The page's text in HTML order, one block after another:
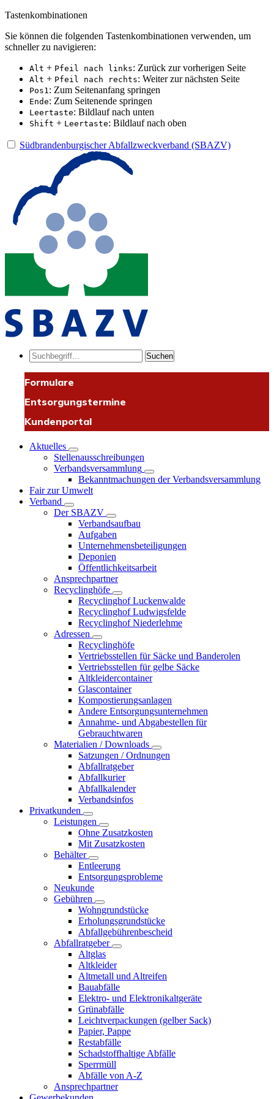
Tastenkombinationen
Sie können die folgenden Tastenkombinationen verwenden, um
schneller zu navigieren:
Alt + Pfeil nach links: Zurück zur vorherigen Seite
Alt + Pfeil nach rechts: Weiter zur nächsten Seite
Pos1: Zum Seitenanfang springen
Ende: Zum Seitenende springen
Leertaste: Bildlauf nach unten
Shift + Leertaste: Bildlauf nach oben
Südbrandenburgischer Abfallzweckverband (SBAZV)
Suchen
Formulare
Entsorgungstermine
Kundenportal
Aktuelles
Stellenausschreibungen
Verbandsversammlung
Bekanntmachungen der Verbandsversammlung
Fair zur Umwelt
Verband
Der SBAZV
Verbandsaufbau
Aufgaben
Unternehmensbeteiligungen
Deponien
Öffentlichkeitsarbeit
Ansprechpartner
Recyclinghöfe
Recyclinghof Luckenwalde
Recyclinghof Ludwigsfelde
Recyclinghof Niederlehme
Adressen
Recyclinghöfe
Vertriebsstellen für Säcke und Banderolen
Vertriebsstellen für gelbe Säcke
Altkleidercontainer
Glascontainer
Kompostierungsanlagen
Andere Entsorgungsunternehmen
Annahme- und Abgabestellen für
Gebrauchtwaren
Materialien / Downloads
Satzungen / Ordnungen
Abfallratgeber
Abfallkurier
Abfallkalender
Verbandsinfos
Privatkunden
Leistungen
Ohne Zusatzkosten
Mit Zusatzkosten
Behälter
Entleerung
Entsorgungsprobleme
Neukunde
Gebühren
Wohngrundstücke
Erholungsgrundstücke
Abfallgebührenbescheid
Abfallratgeber
Altglas
Altkleider
Altmetall und Altreifen
Bauabfälle
Elektro- und Elektronikaltgeräte
Grünabfälle
Leichtverpackungen (gelber Sack)
Papier, Pappe
Restabfälle
Schadstoffhaltige Abfälle
Sperrmüll
Abfälle von A-Z
Ansprechpartner